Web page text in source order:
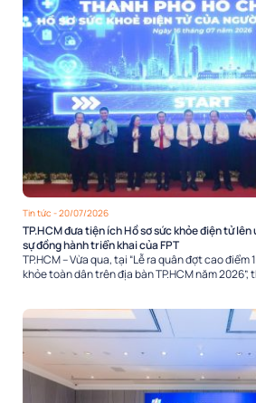
Tin tức - 20/07/2026
TP.HCM đưa tiện ích Hồ sơ sức khỏe điện tử
sự đồng hành triển khai của FPT
TP.HCM – Vừa qua, tại “Lễ ra quân đợt cao điểm
khỏe toàn dân trên địa bàn TP.HCM năm